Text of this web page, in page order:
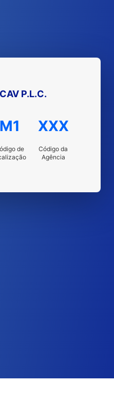
P.L.C.
de
XXX
Código da
Agência